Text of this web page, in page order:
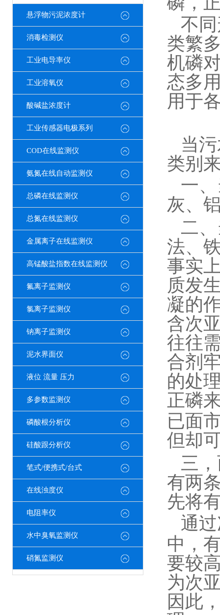
悬浮物污泥浓度计
消毒检测仪
工业电导率仪
工业溶氧仪
酸碱盐浓度计
工业传感器电极系列
COD在线监测仪
氨氮在线自动监测仪
总磷在线监测仪
总氮在线监测仪
金属离子在线监测仪
高锰酸盐指数在线监测仪
氟离子监测仪
氯离子监测仪
钠离子监测仪
泥水界面仪
液位 流量 压力
多参数监测仪
磷酸根分析仪
硅酸跟分析仪
笔式/便携式/台式
在线浊度仪
电阻率仪
水中臭氧监测仪
硝氮监测仪
不
类繁
机磷
态多
用于
当
类别
一
灰、
二
法、
事实
质发
凝的
含次
往往
合剂
的处
正磷
已面
但却
三
有两
先将
通
中，
要较
为次
因此